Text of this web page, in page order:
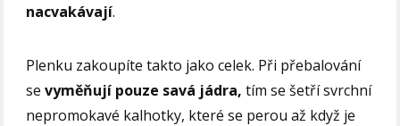
nacvakávají.
Plenku zakoupíte takto jako celek. Při přebalování
se vyměňují pouze savá jádra,tím se šetří svrchní
nepromokavé kalhotky, které se perou až když je